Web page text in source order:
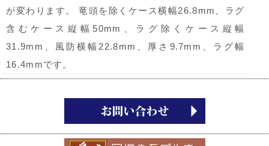
が変わります。 竜頭を除くケース横幅26.8mm、ラグ
含むケース縦幅50mm、ラグ除くケース縦幅
31.9mm、風防横幅22.8mm、厚さ9.7mm、ラグ幅
16.4mmです。